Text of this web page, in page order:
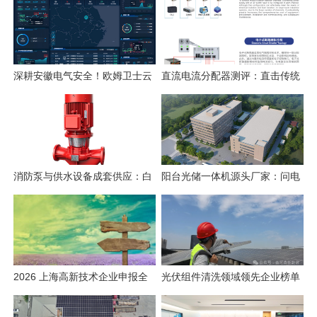
深耕安徽电气安全！欧姆卫士云
平台构筑电气火灾智能监测防线
直流电流分配器测评：直击传统
空开四大痛点
消防泵与供水设备成套供应：白
云泵业方案实测
阳台光储一体机源头厂家：问电
科技的备电答案
2026 上海高新技术企业申报全
周期合规白皮书
光伏组件清洗领域领先企业榜单
（2026版）